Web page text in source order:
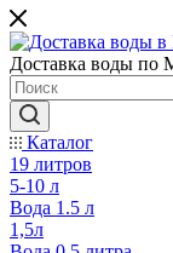
Доставка воды по
Каталог
19 литров
5-10 л
Вода 1.5 л
1,5л